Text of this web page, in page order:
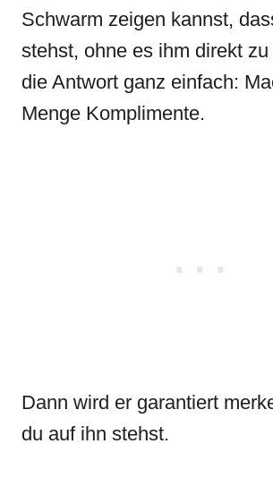
Schwarm zeigen kannst,
stehst, ohne es ihm direkt
die Antwort ganz einfach:
Menge Komplimente.
Dann wird er garantiert
du auf ihn stehst.